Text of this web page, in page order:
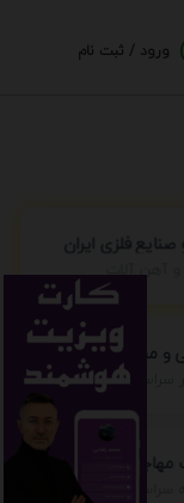
ورود / ثبت نام
فلزی ایران
و آهن آلات
و مبل شویی
ایران
ایران
جهان